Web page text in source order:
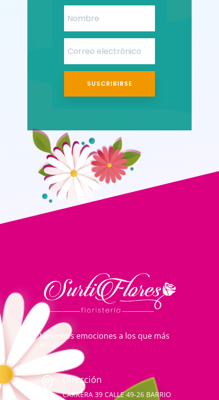
SUSCRIBIRSE
Llevamos emociones a los que más
amas
 Dirección
CARRERA 39 CALLE 49-26 BARRIO